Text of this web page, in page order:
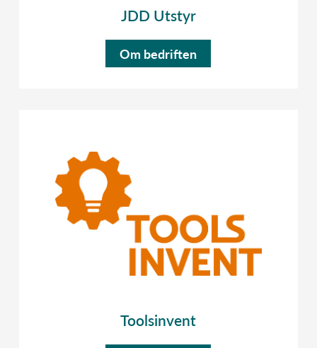
JDD Utstyr
Om bedriften
Toolsinvent